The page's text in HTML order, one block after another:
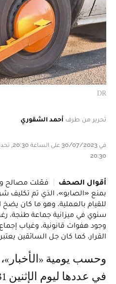
DR
تحرير من طرف أحمد الشقوري
20:30
أقوال الصحف
فعّلت مصالح
بمنع «الصابو»، الذي تم تكليف
للقيام بالعملية، وهو ما كان
سنوي في ميزانية جماعة طنجة،
وجود هفوات قانونية، وغياب
القرار، كما كان جل السائقين
وحسب يومية «الأخبار»، التي أوردت الخبر